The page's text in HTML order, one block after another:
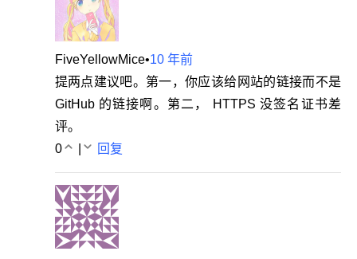
FiveYellowMice•10 年前
提两点建议吧。第一，你应该给网站的链接而不是
GitHub 的链接啊。第二， HTTPS 没签名证书差
评。
0
回复